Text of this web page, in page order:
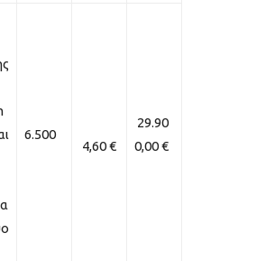
6.500
4,60 €
29.90
0,00 €